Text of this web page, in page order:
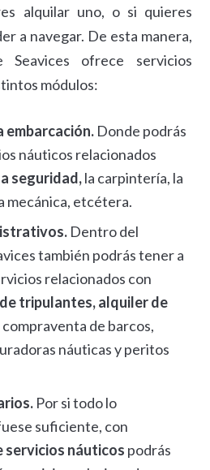
alquilar uno, o si quieres
a navegar. De esta manera,
Seavices ofrece servicios
módulos:
embarcación. Donde podrás
náuticos relacionados
seguridad,la carpintería, la
mecánica, etcétera.
Dentro del
también podrás tener a
relacionados con
tripulantes, alquiler de
compraventa de barcos,
náuticas y peritos
Por si todo lo
suficiente, con
servicios náuticos podrás